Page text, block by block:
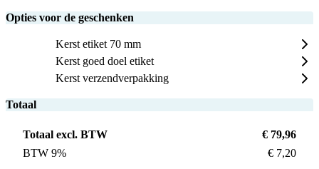
Opties voor de geschenken
Kerst etiket 70 mm
Kerst goed doel etiket
Kerst verzendverpakking
Totaal
Totaal excl. BTW
€ 79,96
BTW 9%
€ 7,20